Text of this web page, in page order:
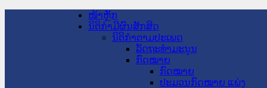
ໜ້າຫຼັກ
ນິຕິກໍາມີຜົນສັກສິດ
ນິຕິກໍາຕາມປະເພດ
ລັດຖະທໍາມະນູນ
ກົດໝາຍ
ກົດໝາຍ
ປະມວນກົດໝາຍ ແພ່ງ